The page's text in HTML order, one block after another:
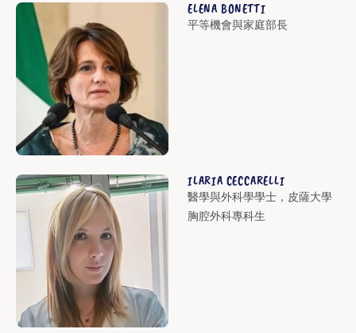
ELENA BONETTI
平等機會與家庭部長
ILARIA CECCARELLI
醫學與外科學學士，皮薩大學
胸腔外科專科生